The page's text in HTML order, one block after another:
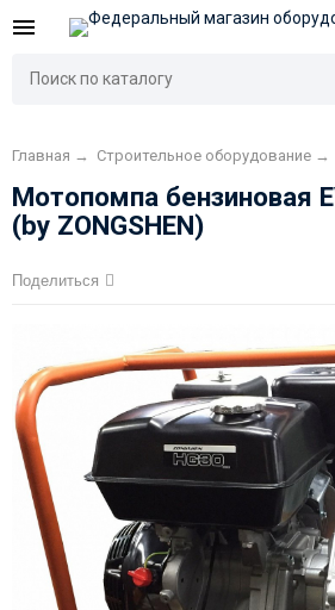
Главная → Строительное оборудование →
Мотопомпа бензиновая
(by ZONGSHEN)
Поделиться